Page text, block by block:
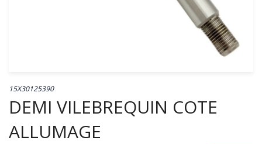
15X30125390
DEMI VILEBREQUIN COTE
ALLUMAGE